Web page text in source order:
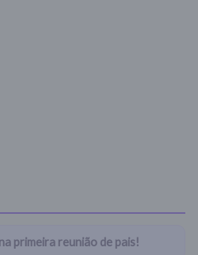
primeira reunião de pais!